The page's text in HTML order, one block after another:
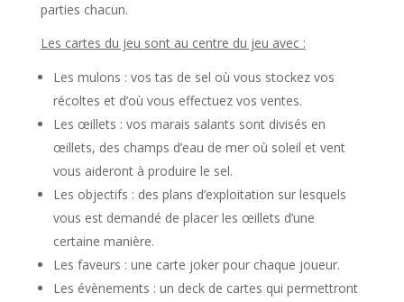
parties chacun.
Les cartes du jeu sont au centre du jeu avec :
Les mulons : vos tas de sel où vous stockez vos
récoltes et d’où vous effectuez vos ventes.
Les œillets : vos marais salants sont divisés en
œillets, des champs d’eau de mer où soleil et vent
vous aideront à produire le sel.
Les objectifs : des plans d’exploitation sur lesquels
vous est demandé de placer les œillets d’une
certaine manière.
Les faveurs : une carte joker pour chaque joueur.
Les évènements : un deck de cartes qui permettront